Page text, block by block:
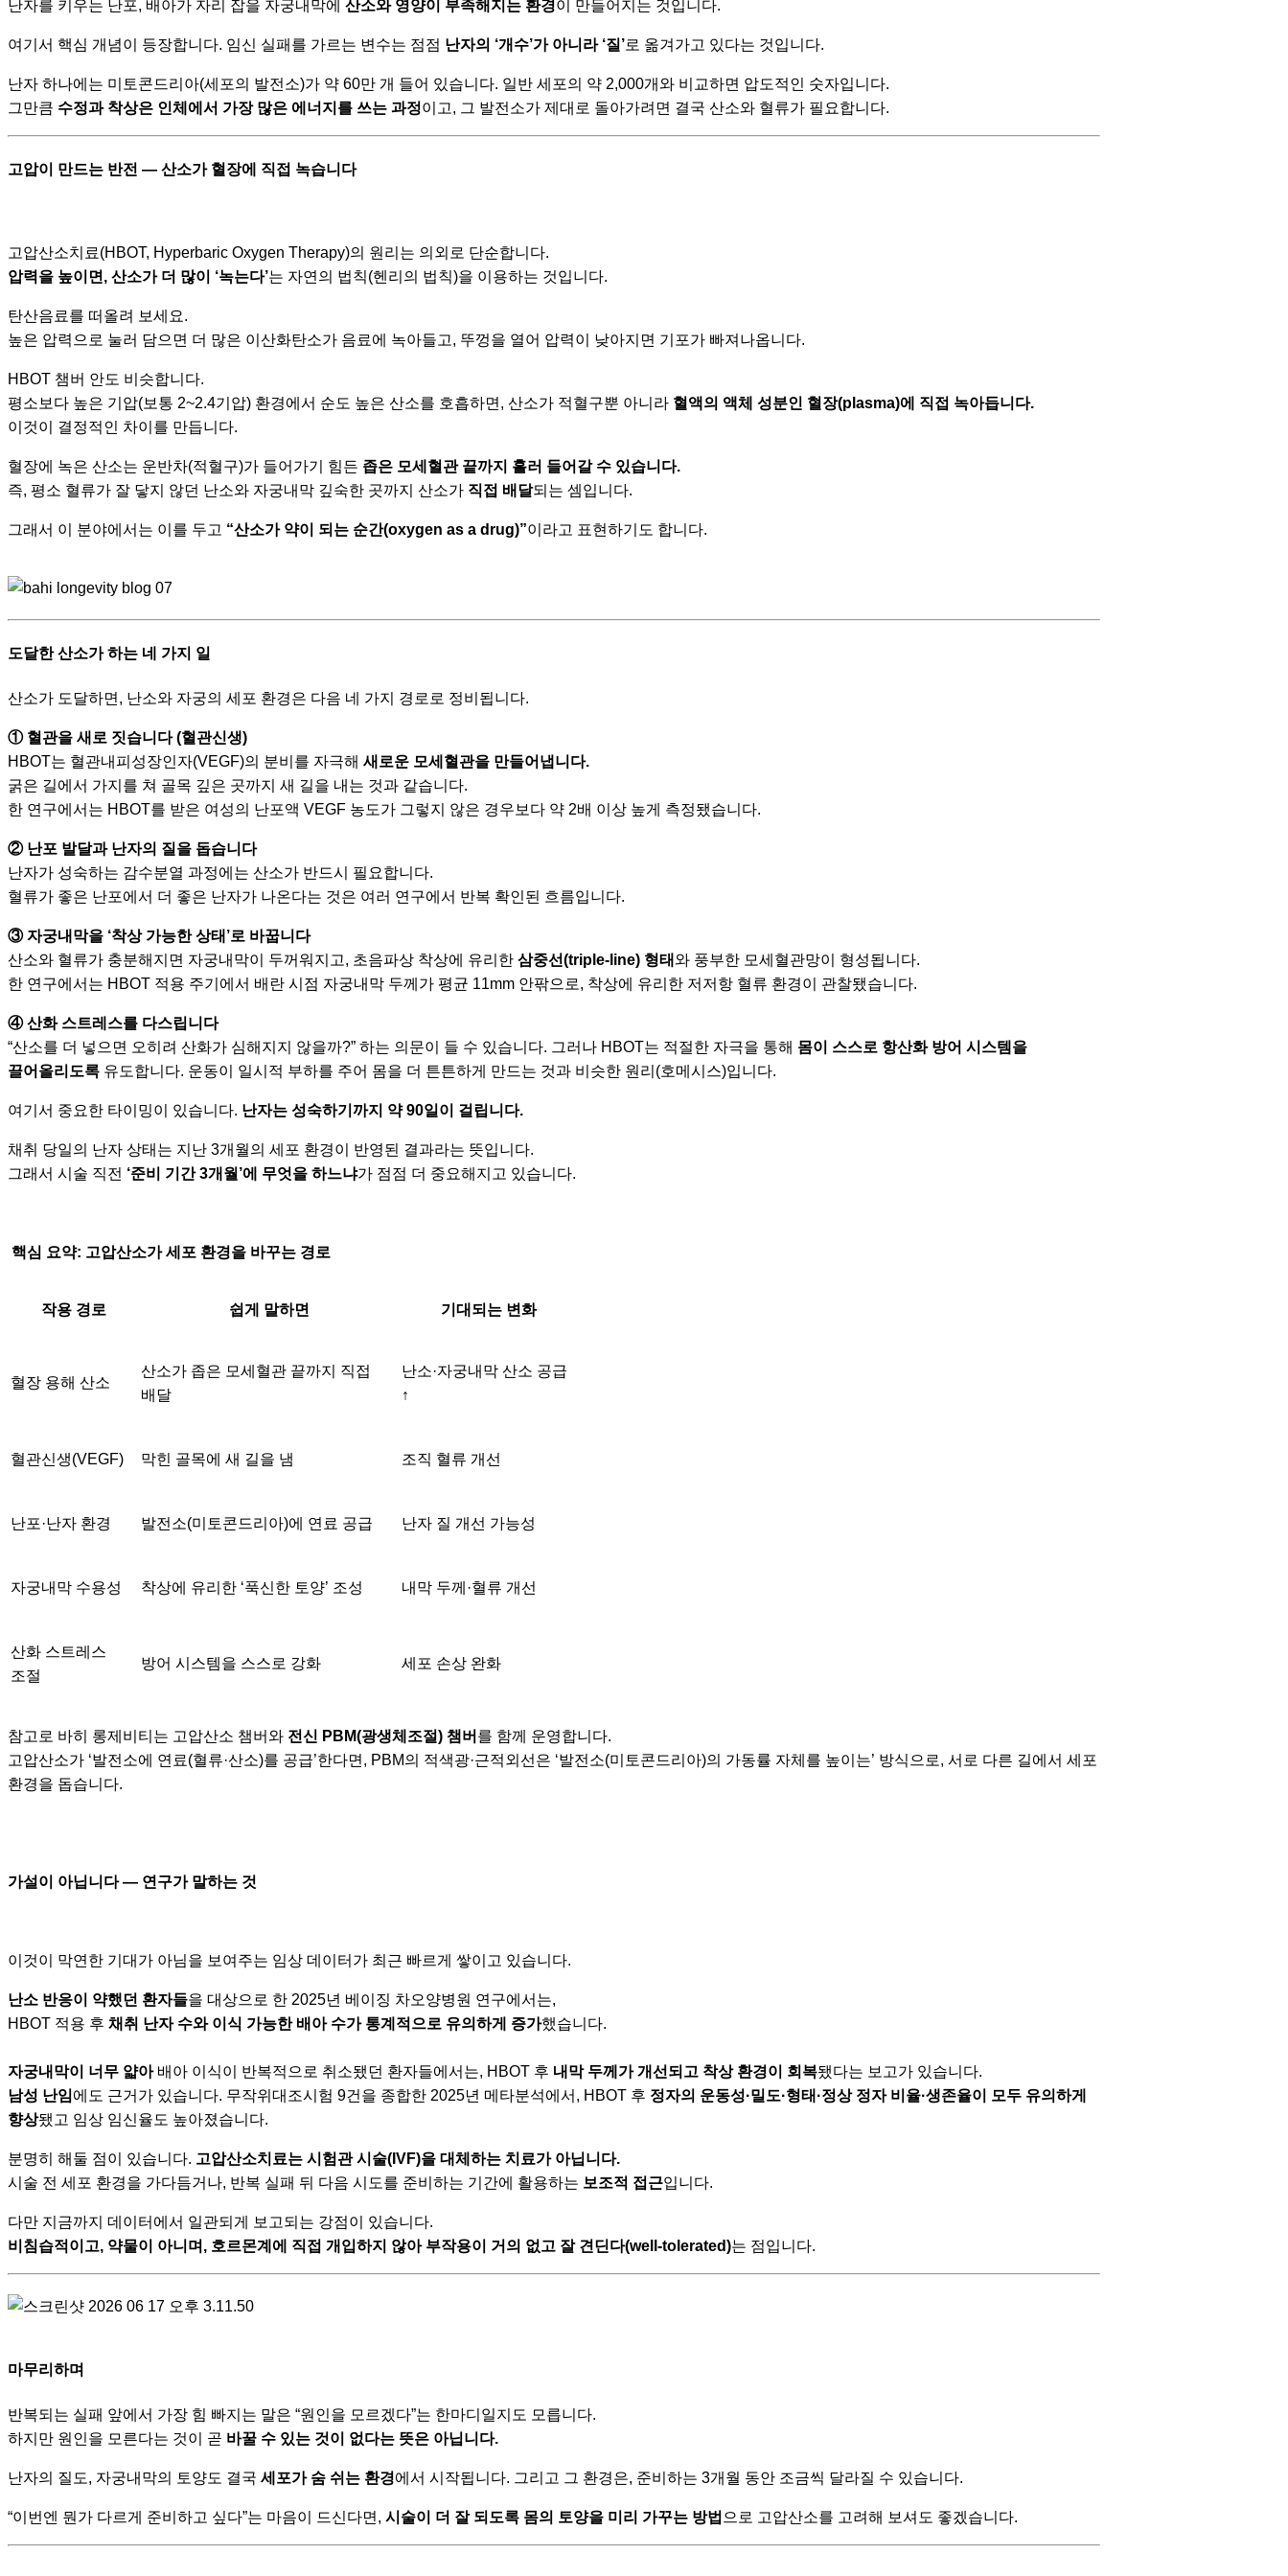
난자를 키우는 난포, 배아가 자리 잡을 자궁내막에 산소와 영양이 부족해지는 환경이 만들어지는 것입니다.
여기서 핵심 개념이 등장합니다. 임신 실패를 가르는 변수는 점점 난자의 ‘개수’가 아니라 ‘질’로 옮겨가고 있다는 것입니다.
난자 하나에는 미토콘드리아(세포의 발전소)가 약 60만 개 들어 있습니다. 일반 세포의 약 2,000개와 비교하면 압도적인 숫자입니다.
그만큼 수정과 착상은 인체에서 가장 많은 에너지를 쓰는 과정이고, 그 발전소가 제대로 돌아가려면 결국 산소와 혈류가 필요합니다.
고압이 만드는 반전 — 산소가 혈장에 직접 녹습니다
고압산소치료(HBOT, Hyperbaric Oxygen Therapy)의 원리는 의외로 단순합니다.
압력을 높이면, 산소가 더 많이 ‘녹는다’는 자연의 법칙(헨리의 법칙)을 이용하는 것입니다.
탄산음료를 떠올려 보세요.
높은 압력으로 눌러 담으면 더 많은 이산화탄소가 음료에 녹아들고, 뚜껑을 열어 압력이 낮아지면 기포가 빠져나옵니다.
HBOT 챔버 안도 비슷합니다.
평소보다 높은 기압(보통 2~2.4기압) 환경에서 순도 높은 산소를 호흡하면, 산소가 적혈구뿐 아니라 혈액의 액체 성분인 혈장(plasma)에 직접 녹아듭니다.
이것이 결정적인 차이를 만듭니다.
혈장에 녹은 산소는 운반차(적혈구)가 들어가기 힘든 좁은 모세혈관 끝까지 흘러 들어갈 수 있습니다.
즉, 평소 혈류가 잘 닿지 않던 난소와 자궁내막 깊숙한 곳까지 산소가 직접 배달되는 셈입니다.
그래서 이 분야에서는 이를 두고 “산소가 약이 되는 순간(oxygen as a drug)”이라고 표현하기도 합니다.
도달한 산소가 하는 네 가지 일
산소가 도달하면, 난소와 자궁의 세포 환경은 다음 네 가지 경로로 정비됩니다.
① 혈관을 새로 짓습니다 (혈관신생)
HBOT는 혈관내피성장인자(VEGF)의 분비를 자극해 새로운 모세혈관을 만들어냅니다.
굵은 길에서 가지를 쳐 골목 깊은 곳까지 새 길을 내는 것과 같습니다.
한 연구에서는 HBOT를 받은 여성의 난포액 VEGF 농도가 그렇지 않은 경우보다 약 2배 이상 높게 측정됐습니다.
② 난포 발달과 난자의 질을 돕습니다
난자가 성숙하는 감수분열 과정에는 산소가 반드시 필요합니다.
혈류가 좋은 난포에서 더 좋은 난자가 나온다는 것은 여러 연구에서 반복 확인된 흐름입니다.
③ 자궁내막을 ‘착상 가능한 상태’로 바꿉니다
산소와 혈류가 충분해지면 자궁내막이 두꺼워지고, 초음파상 착상에 유리한 삼중선(triple-line) 형태와 풍부한 모세혈관망이 형성됩니다.
한 연구에서는 HBOT 적용 주기에서 배란 시점 자궁내막 두께가 평균 11mm 안팎으로, 착상에 유리한 저저항 혈류 환경이 관찰됐습니다.
④ 산화 스트레스를 다스립니다
“산소를 더 넣으면 오히려 산화가 심해지지 않을까?” 하는 의문이 들 수 있습니다. 그러나 HBOT는 적절한 자극을 통해 몸이 스스로 항산화 방어 시스템을
끌어올리도록 유도합니다. 운동이 일시적 부하를 주어 몸을 더 튼튼하게 만드는 것과 비슷한 원리(호메시스)입니다.
여기서 중요한 타이밍이 있습니다. 난자는 성숙하기까지 약 90일이 걸립니다.
채취 당일의 난자 상태는 지난 3개월의 세포 환경이 반영된 결과라는 뜻입니다.
그래서 시술 직전 ‘준비 기간 3개월’에 무엇을 하느냐가 점점 더 중요해지고 있습니다.
핵심 요약: 고압산소가 세포 환경을 바꾸는 경로
작용 경로 쉽게 말하면 기대되는 변화
혈장 용해 산소
산소가 좁은 모세혈관 끝까지 직접
배달
난소·자궁내막 산소 공급
↑
혈관신생(VEGF) 막힌 골목에 새 길을 냄 조직 혈류 개선
난포·난자 환경 발전소(미토콘드리아)에 연료 공급 난자 질 개선 가능성
자궁내막 수용성 착상에 유리한 ‘푹신한 토양’ 조성 내막 두께·혈류 개선
산화 스트레스
조절
방어 시스템을 스스로 강화 세포 손상 완화
참고로 바히 롱제비티는 고압산소 챔버와 전신 PBM(광생체조절) 챔버 를 함께 운영합니다.
고압산소가 ‘발전소에 연료(혈류·산소)를 공급’한다면, PBM의 적색광·근적외선은 ‘발전소(미토콘드리아)의 가동률 자체를 높이는’ 방식으로, 서로 다른 길에서 세포
환경을 돕습니다.
가설이 아닙니다 — 연구가 말하는 것
이것이 막연한 기대가 아님을 보여주는 임상 데이터가 최근 빠르게 쌓이고 있습니다.
난소 반응이 약했던 환자들을 대상으로 한 2025년 베이징 차오양병원 연구에서는,
HBOT 적용 후 채취 난자 수와 이식 가능한 배아 수가 통계적으로 유의하게 증가했습니다.
자궁내막이 너무 얇아배아 이식이 반복적으로 취소됐던 환자들에서는, HBOT 후 내막 두께가 개선되고 착상 환경이 회복됐다는 보고가 있습니다.
남성 난임에도 근거가 있습니다. 무작위대조시험 9건을 종합한 2025년 메타분석에서, HBOT 후 정자의 운동성·밀도·형태·정상 정자 비율·생존율이 모두 유의하게
향상됐고 임상 임신율도 높아졌습니다.
분명히 해둘 점이 있습니다. 고압산소치료는 시험관 시술(IVF)을 대체하는 치료가 아닙니다.
시술 전 세포 환경을 가다듬거나, 반복 실패 뒤 다음 시도를 준비하는 기간에 활용하는 보조적 접근입니다.
다만 지금까지 데이터에서 일관되게 보고되는 강점이 있습니다.
비침습적이고, 약물이 아니며, 호르몬계에 직접 개입하지 않아 부작용이 거의 없고 잘 견딘다(well-tolerated)는 점입니다.
마무리하며
반복되는 실패 앞에서 가장 힘 빠지는 말은 “원인을 모르겠다”는 한마디일지도 모릅니다.
하지만 원인을 모른다는 것이 곧 바꿀 수 있는 것이 없다는 뜻은 아닙니다.
난자의 질도, 자궁내막의 토양도 결국 세포가 숨 쉬는 환경에서 시작됩니다. 그리고 그 환경은, 준비하는 3개월 동안 조금씩 달라질 수 있습니다.
“이번엔 뭔가 다르게 준비하고 싶다”는 마음이 드신다면, 시술이 더 잘 되도록 몸의 토양을 미리 가꾸는 방법 으로 고압산소를 고려해 보셔도 좋겠습니다.